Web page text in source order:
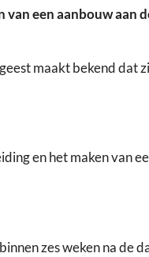
een aanbouw aan
maakt bekend dat
en het maken van
zes weken na de